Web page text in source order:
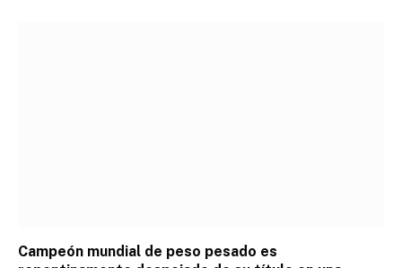
Campeón mundial de peso pesado es